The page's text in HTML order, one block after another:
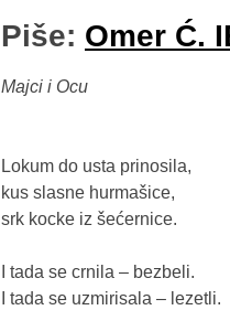
Piše: Omer Ć.
Majci i Ocu
Lokum do usta prinosila,
kus slasne hurmašice,
srk kocke iz šećernice.
I tada se crnila – bezbeli.
I tada se uzmirisala – lezetli.